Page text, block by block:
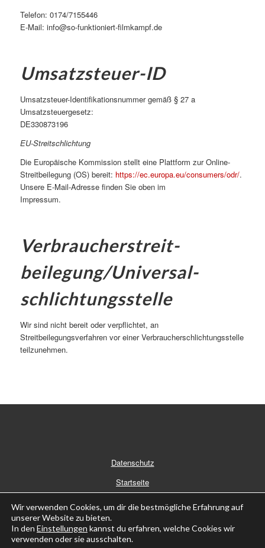
Telefon: 0174/7155446
E-Mail: info@so-funktioniert-filmkampf.de
Umsatzsteuer-ID
Umsatzsteuer-Identifikationsnummer gemäß § 27 a
Umsatzsteuergesetz:
DE330873196
EU-Streitschlichtung
Die Europäische Kommission stellt eine Plattform zur Online-
Streitbeilegung (OS) bereit: https://ec.europa.eu/consumers/odr/.
Unsere E-Mail-Adresse finden Sie oben im
Impressum.
Verbraucher­streit­
beilegung/Universal­
schlichtungs­stelle
Wir sind nicht bereit oder verpflichtet, an
Streitbeilegungsverfahren vor einer Verbraucherschlichtungsstelle
teilzunehmen.
Datenschutz
Startseite
Wir verwenden Cookies, um dir die bestmögliche Erfahrung auf
unserer Website zu bieten.
In den Einstellungen kannst du erfahren, welche Cookies wir
verwenden oder sie ausschalten.